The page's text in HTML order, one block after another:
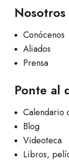
Nosotros
Conócenos
Aliados
Prensa
Ponte al
Calendario
Blog
Videoteca
Libros,